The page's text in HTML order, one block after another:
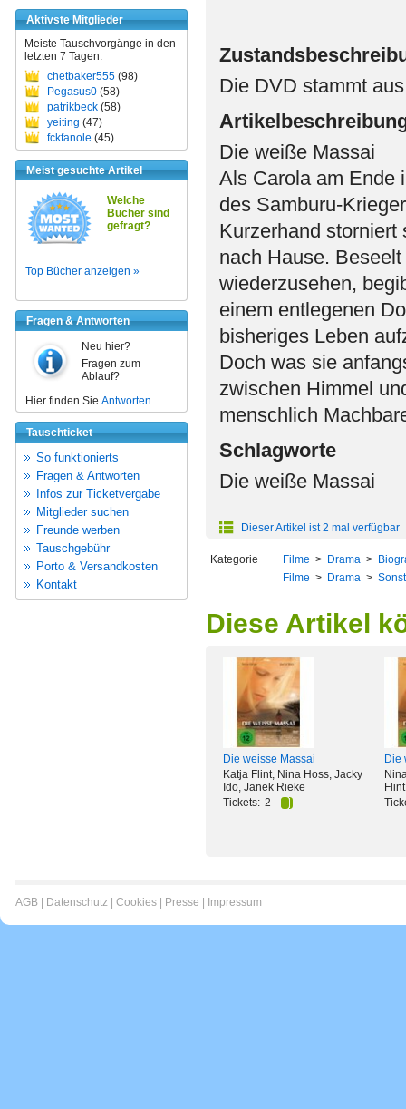
Aktivste Mitglieder
Meiste Tauschvorgänge in den
letzten 7 Tagen:
chetbaker555 (98)
Pegasus0 (58)
patrikbeck (58)
yeiting (47)
fckfanole (45)
Meist gesuchte Artikel
Welche
Bücher sind
gefragt?
Top Bücher anzeigen »
Fragen & Antworten
Neu hier?
Fragen zum
Ablauf?
Hier finden Sie Antworten
Tauschticket
So funktionierts
Fragen & Antworten
Infos zur Ticketvergabe
Mitglieder suchen
Freunde werben
Tauschgebühr
Porto & Versandkosten
Kontakt
Die DVD stammt
Die weiße Massai
Als Carola am Ende
des Samburu-
Kurzerhand
nach Hause.
wiederzusehen,
einem entlegenen
bisheriges Leben
Doch was sie
zwischen Himmel
menschlich
Schlagworte
Die weiße Massai
Dieser Artikel ist 2 mal verfügbar
Kategorie Filme > Drama >
Filme > Drama >
Diese Artikel
Die weisse Massai
Katja Flint, Nina Hoss, Jacky
Ido, Janek Rieke
Tickets: 2
Die
Flint
AGB Datenschutz Cookies Presse Impressum